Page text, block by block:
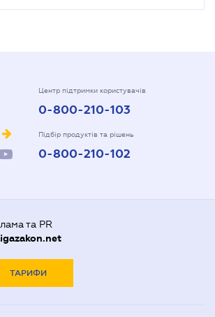
Центр підтримки користувачів
0-800-210-103
Підбір продуктів та рішень
0-800-210-102
та PR
ТАРИФИ